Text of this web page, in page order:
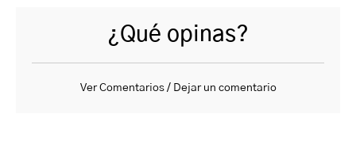
¿Qué opinas?
Ver Comentarios / Dejar un comentario